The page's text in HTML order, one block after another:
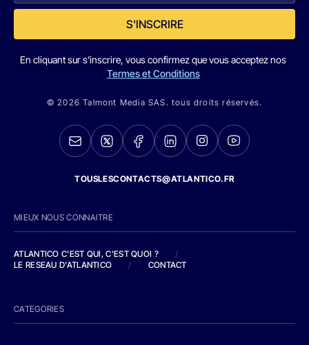
S'INSCRIRE
En cliquant sur s'inscrire, vous confirmez que vous acceptez nos
Termes et Conditions
© 2026 Talmont Media SAS. tous droits réservés.
TOUSLESCONTACTS@ATLANTICO.FR
MIEUX NOUS CONNAITRE
ATLANTICO C'EST QUI, C'EST QUOI ?
/
LE RESEAU D'ATLANTICO
/ CONTACT
CATEGORIES